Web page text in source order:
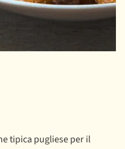
tipica pugliese per il